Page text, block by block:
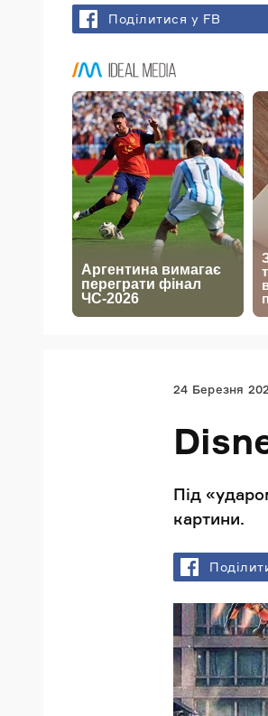
Поділитися у FB
24 Березня
Під
картини.